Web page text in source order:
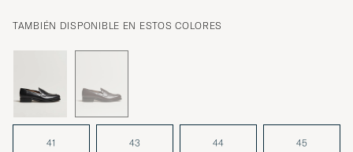
TAMBIÉN DISPONIBLE EN ESTOS COLORES
41 43 44 45